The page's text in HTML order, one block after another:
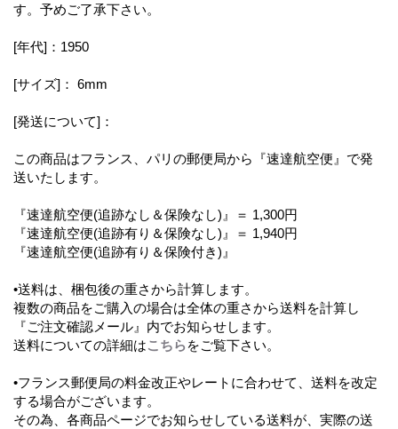
す。予めご了承下さい。
[年代]：1950
[サイズ]： 6mm
[発送について]：
この商品はフランス、パリの郵便局から『速達航空便』で発
送いたします。
『速達航空便(追跡なし＆保険なし)』＝ 1,300円
『速達航空便(追跡有り＆保険なし)』＝ 1,940円
『速達航空便(追跡有り＆保険付き)』
•送料は、梱包後の重さから計算します。
複数の商品をご購入の場合は全体の重さから送料を計算し
『ご注文確認メール』内でお知らせします。
送料についての詳細はこちらをご覧下さい。
•フランス郵便局の料金改正やレートに合わせて、送料を改定
する場合がございます。
その為、各商品ページでお知らせしている送料が、実際の送